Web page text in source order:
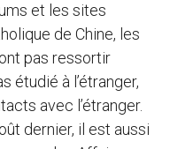
et les sites
de Chine, les
pas ressortir
étudié à l’étranger,
avec l’étranger.
dernier, il est aussi